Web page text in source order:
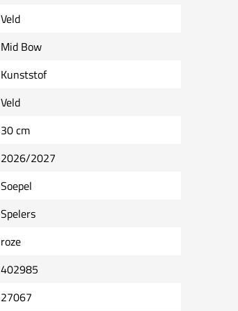
Veld
Mid Bow
Kunststof
Veld
30 cm
2026/2027
Soepel
Spelers
roze
402985
27067